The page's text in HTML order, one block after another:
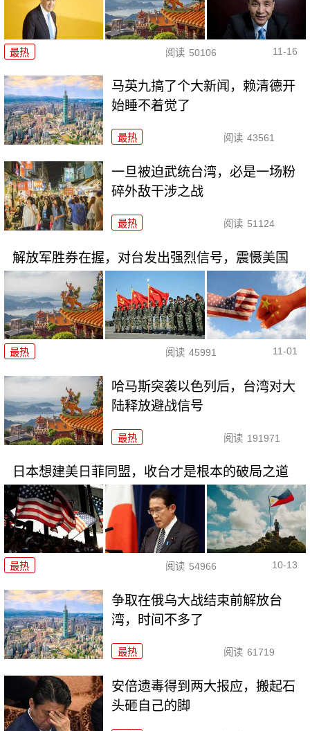
最热 阅读 50106 11-16
马英九搞了个大新闻，赖清德开
始睡不着觉了
最热 阅读 43561
一旦被迫武统台湾，必是一场粉
碎外敌干涉之战
最热 阅读 51124
解放军胜券在握，对台发出强烈信号，震慑美国
最热 阅读 45991 11-01
哈马斯突袭以色列后，台湾对大
陆释放避战信号
最热 阅读 191971
日本想建美日菲同盟，收台才是根本的破局之道
最热 阅读 54966 10-13
争取在俄乌大战结束前解放台
湾，时间不多了
最热 阅读 61719
安倍遗毒得到两大报应，搬起石
头砸自己的脚